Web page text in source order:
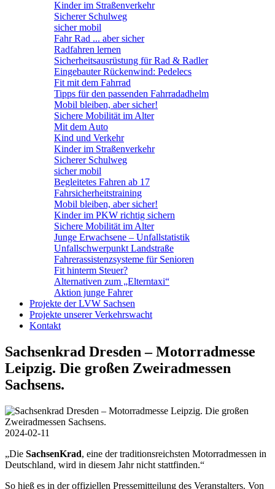
Kinder im Straßenverkehr
Sicherer Schulweg
sicher mobil
Fahr Rad ... aber sicher
Radfahren lernen
Sicherheitsausrüstung für Rad & Radler
Eingebauter Rückenwind: Pedelecs
Fit mit dem Fahrrad
Tipps für den passenden Fahrradadhelm
Mobil bleiben, aber sicher!
Sichere Mobilität im Alter
Mit dem Auto
Kind und Verkehr
Kinder im Straßenverkehr
Sicherer Schulweg
sicher mobil
Begleitetes Fahren ab 17
Fahrsicherheitstraining
Mobil bleiben, aber sicher!
Kinder im PKW richtig sichern
Sichere Mobilität im Alter
Junge Erwachsene – Unfallstatistik
Unfallschwerpunkt Landstraße
Fahrerassistenzsysteme für Senioren
Fit hinterm Steuer?
Alternativen zum „Elterntaxi“
Aktion junge Fahrer
Projekte der LVW Sachsen
Projekte unserer Verkehrswacht
Kontakt
Sachsenkrad Dresden – Motorradmesse
Leipzig. Die großen Zweiradmessen
Sachsens.
2024-02-11
„Die SachsenKrad, eine der traditionsreichsten Motorradmessen in
Deutschland, wird in diesem Jahr nicht stattfinden.“
So hieß es in der offiziellen Pressemitteilung des Veranstalters. Von